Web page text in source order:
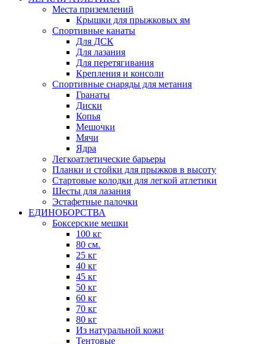
Места приземлений
Крышки для прыжковых ям
Спортивные канаты
Для ДСК
Для лазания
Для перетягивания
Крепления и консоли
Спортивные снаряды для метания
Гранаты
Диски
Копья
Мешочки
Мячи
Ядра
Легкоатлетические барьеры
Планки и стойки для прыжков в высоту
Стартовые колодки для легкой атлетики
Шесты для лазания
Эстафетные палочки
ЕДИНОБОРСТВА
Боксерские мешки
100 кг
80 см.
25 кг
40 кг
45 кг
50 кг
60 кг
70 кг
80 кг
Из натуральной кожи
Тентовые